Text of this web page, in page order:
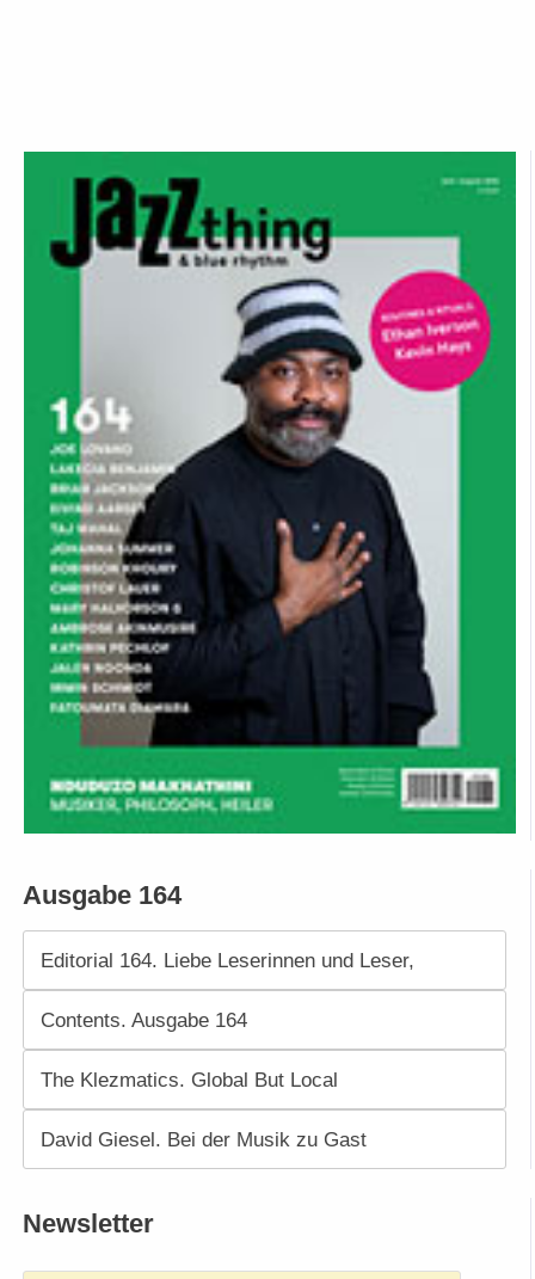
Ausgabe 164
Editorial 164. Liebe Leserinnen und Leser,
Contents. Ausgabe 164
The Klezmatics. Global But Local
David Giesel. Bei der Musik zu Gast
Newsletter